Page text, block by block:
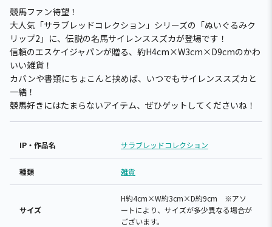
競馬ファン待望！
大人気「サラブレッドコレクション」シリーズの「ぬいぐるみク
リップ2」に、伝説の名馬サイレンススズカが登場です！
信頼のエスケイジャパンが贈る、約H4cm×W3cm×D9cmのかわ
いい雑貨！
カバンや書類にちょこんと挟めば、いつでもサイレンススズカと
一緒！
競馬好きにはたまらないアイテム、ぜひゲットしてくださいね！
IP・作品名 サラブレッドコレクション
種類 雑貨
サイズ
H約4cm×W約3cm×D約9cm ※アソ
ートにより、サイズが多少異なる場合が
ございます。